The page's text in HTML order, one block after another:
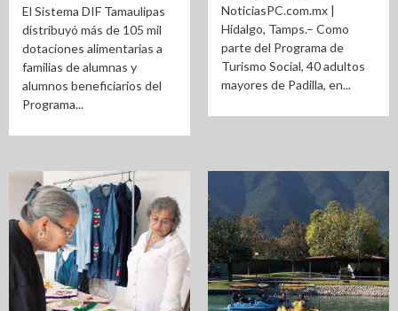
El Sistema DIF Tamaulipas
distribuyó más de 105 mil
dotaciones alimentarias a
familias de alumnas y
alumnos beneficiarios del
Programa...
NoticiasPC.com.mx |
Hidalgo, Tamps.– Como
parte del Programa de
Turismo Social, 40 adultos
mayores de Padilla, en...